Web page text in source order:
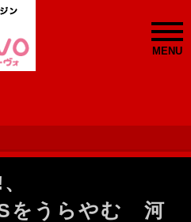
MENU
をうらやむ 河